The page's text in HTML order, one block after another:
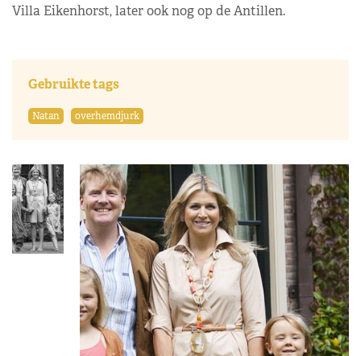
Villa Eikenhorst, later ook nog op de Antillen.
Gebruikte tags
Natan overhemdjurk